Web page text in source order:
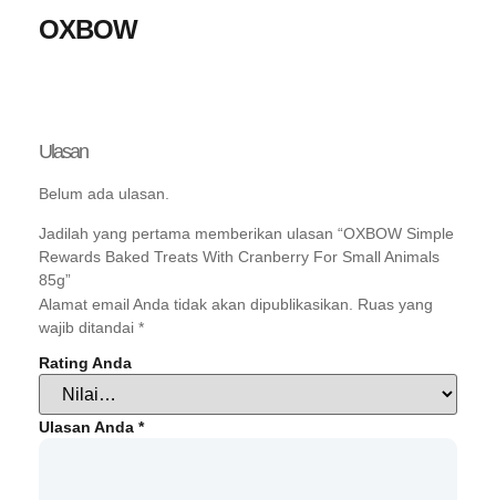
OXBOW
Ulasan
Belum ada ulasan.
Jadilah yang pertama memberikan ulasan “OXBOW Simple
Rewards Baked Treats With Cranberry For Small Animals
85g”
Alamat email Anda tidak akan dipublikasikan.
Ruas yang
wajib ditandai *
Rating Anda
Ulasan Anda *